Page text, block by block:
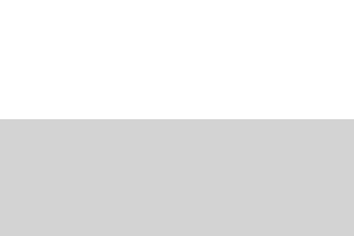
de tela